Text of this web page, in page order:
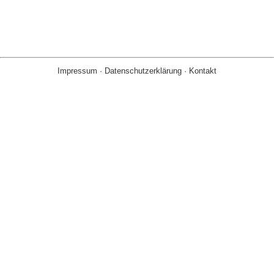
Impressum · Datenschutzerklärung · Kontakt